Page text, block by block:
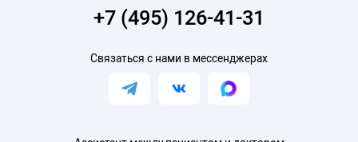
+7 (495) 126-41-31
Связаться с нами в мессенджерах